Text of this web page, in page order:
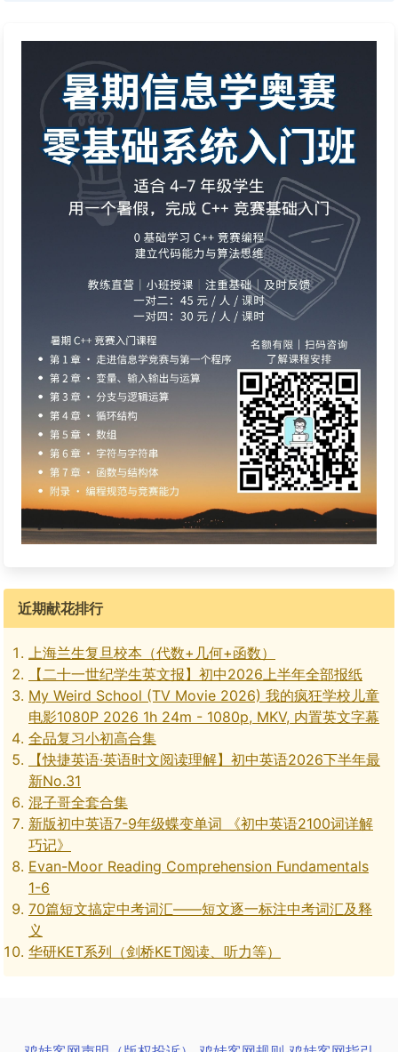
近期献花排行
上海兰生复旦校本（代数+几何+函数）
【二十一世纪学生英文报】初中2026上半年全部报纸
My Weird School (TV Movie 2026) 我的疯狂学校儿童
电影1080P 2026 1h 24m - 1080p, MKV, 内置英文字幕
全品复习小初高合集
【快捷英语·英语时文阅读理解】初中英语2026下半年最
新No.31
混子哥全套合集
新版初中英语7-9年级蝶变单词 《初中英语2100词详解
巧记》
Evan-Moor Reading Comprehension Fundamentals
1-6
70篇短文搞定中考词汇——短文逐一标注中考词汇及释
义
华研KET系列（剑桥KET阅读、听力等）